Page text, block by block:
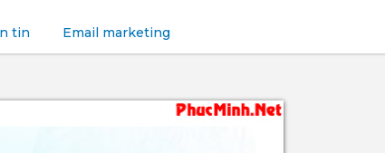
tin Email marketing